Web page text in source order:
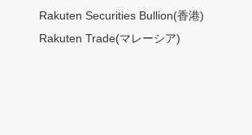
Rakuten Securities Bullion(香港)
Rakuten Trade(マレーシア)